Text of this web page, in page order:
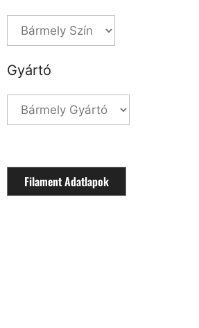
Gyártó
Filament Adatlapok